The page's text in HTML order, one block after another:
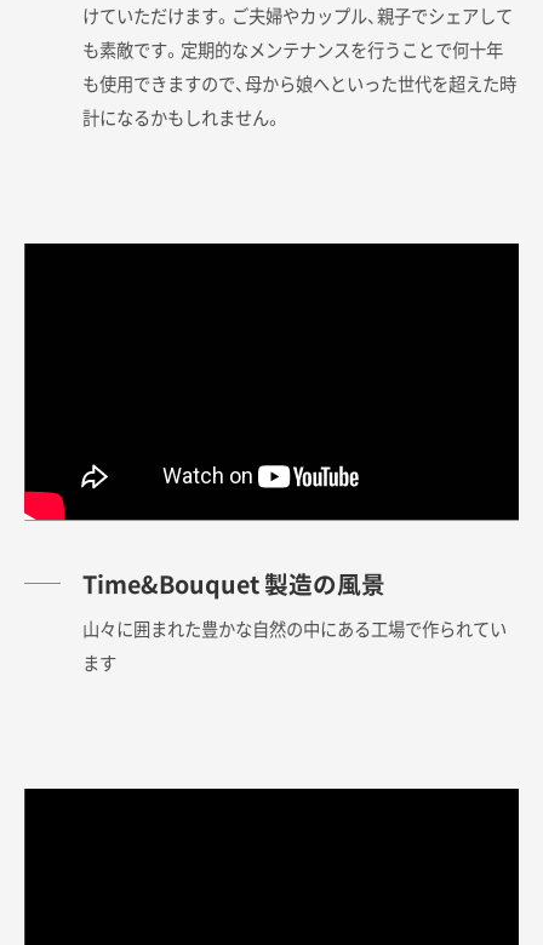
けていただけます。ご夫婦やカップル、親子でシェアして
も素敵です。定期的なメンテナンスを行うことで何十年
も使用できますので、母から娘へといった世代を超えた時
計になるかもしれません。
Time&Bouquet 製造の風景
山々に囲まれた豊かな自然の中にある工場で作られてい
ます